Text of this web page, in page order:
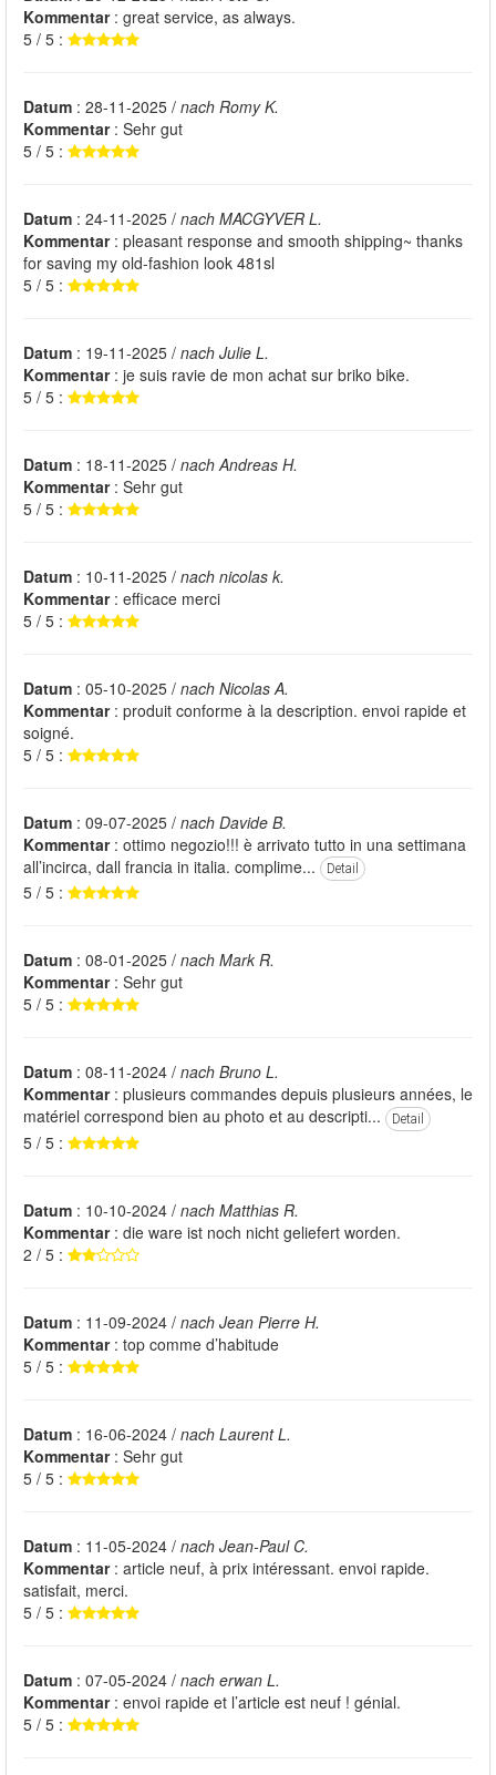
Kommentar: great service, as always.
5 / 5 :
Datum : 28-11-2025 / nach Romy K.
Kommentar: Sehr gut
5 / 5 :
Datum : 24-11-2025 / nach MACGYVER L.
Kommentar: pleasant response and smooth shipping~ thanks
for saving my old-fashion look 481sl
5 / 5 :
Datum : 19-11-2025 / nach Julie L.
Kommentar: je suis ravie de mon achat sur briko bike.
5 / 5 :
Datum : 18-11-2025 / nach Andreas H.
Kommentar: Sehr gut
5 / 5 :
Datum : 10-11-2025 / nach nicolas k.
Kommentar: efficace merci
5 / 5 :
Datum : 05-10-2025 / nach Nicolas A.
Kommentar: produit conforme à la description. envoi rapide et
soigné.
5 / 5 :
Datum : 09-07-2025 / nach Davide B.
Kommentar: ottimo negozio!!! è arrivato tutto in una settimana
all’incirca, dall francia in italia. complime...
Detail
5 / 5 :
Datum : 08-01-2025 / nach Mark R.
Kommentar: Sehr gut
5 / 5 :
Datum : 08-11-2024 / nach Bruno L.
Kommentar: plusieurs commandes depuis plusieurs années, le
matériel correspond bien au photo et au descripti...
Detail
5 / 5 :
Datum : 10-10-2024 / nach Matthias R.
Kommentar: die ware ist noch nicht geliefert worden.
2 / 5 :
Datum : 11-09-2024 / nach Jean Pierre H.
Kommentar: top comme d’habitude
5 / 5 :
Datum : 16-06-2024 / nach Laurent L.
Kommentar: Sehr gut
5 / 5 :
Datum : 11-05-2024 / nach Jean-Paul C.
Kommentar: article neuf, à prix intéressant. envoi rapide.
satisfait, merci.
5 / 5 :
Datum : 07-05-2024 / nach erwan L.
Kommentar: envoi rapide et l’article est neuf ! génial.
5 / 5 :